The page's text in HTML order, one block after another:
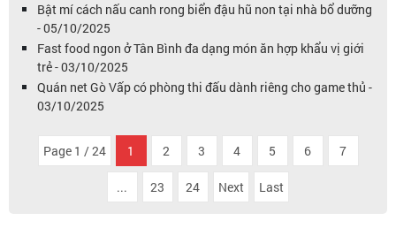
Bật mí cách nấu canh rong biển đậu hũ non tại nhà bổ dưỡng
- 05/10/2025
Fast food ngon ở Tân Bình đa dạng món ăn hợp khẩu vị giới
trẻ - 03/10/2025
Quán net Gò Vấp có phòng thi đấu dành riêng cho game thủ -
03/10/2025
Page 1 / 24 1 2 3 4 5 6 7
... 23 24 Next Last